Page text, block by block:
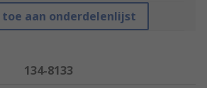
toe aan onderdelenlijst
134-8133